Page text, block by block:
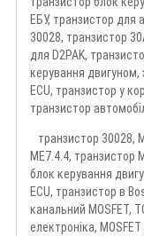
ЕБУ, транзистор для
30028, транзистор
для D2PAK,
керування двигуном,
ECU, транзистор у
транзистор
транзистор 30028,
ME7.4.4, транзистор
блок керування
ECU, транзистор в
канальний MOSFET,
електроніка,